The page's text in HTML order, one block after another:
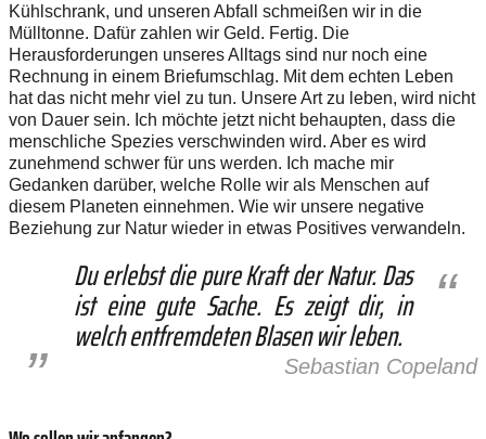
Kühlschrank, und unseren Abfall schmeißen wir in die
Mülltonne. Dafür zahlen wir Geld. Fertig. Die
Herausforderungen unseres Alltags sind nur noch eine
Rechnung in einem Briefumschlag. Mit dem echten Leben
hat das nicht mehr viel zu tun. Unsere Art zu leben, wird nicht
von Dauer sein. Ich möchte jetzt nicht behaupten, dass die
menschliche Spezies verschwinden wird. Aber es wird
zunehmend schwer für uns werden. Ich mache mir
Gedanken darüber, welche Rolle wir als Menschen auf
diesem Planeten einnehmen. Wie wir unsere negative
Beziehung zur Natur wieder in etwas Positives verwandeln.
Du erlebst die pure Kraft der Natur. Das
ist eine gute Sache. Es zeigt dir, in
welch entfremdeten Blasen wir leben.
Sebastian Copeland